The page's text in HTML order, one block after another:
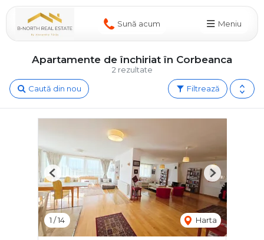
Sună acum Meniu
2 rezultate
Apartamente de închiriat în Corbeanca
Filtrează
Caută din nou
1 /14 Harta
Previous Next